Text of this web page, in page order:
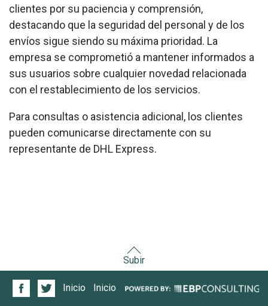
clientes por su paciencia y comprensión,
destacando que la seguridad del personal y de los
envíos sigue siendo su máxima prioridad. La
empresa se comprometió a mantener informados a
sus usuarios sobre cualquier novedad relacionada
con el restablecimiento de los servicios.
Para consultas o asistencia adicional, los clientes
pueden comunicarse directamente con su
representante de DHL Express.
Subir
Inicio Inicio